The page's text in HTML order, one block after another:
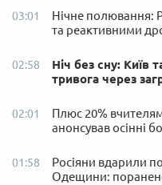
03:01
Нічне полювання:
та реактивними
02:58
Ніч без сну: Київ
тривога через
02:01
Плюс 20% вчителям
анонсував осінні
01:58
Росіяни вдарили
Одещини: поранено